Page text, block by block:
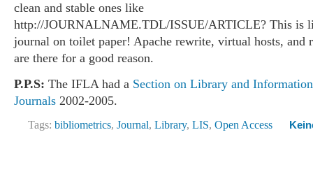
clean and stable ones like
http://JOURNALNAME.TDL/ISSUE/ARTICLE? This is
journal on toilet paper! Apache rewrite, virtual hosts, and
are there for a good reason.
P.P.S: The IFLA had a Section on Library and
Journals 2002-2005.
Tags: bibliometrics, Journal, Library, LIS, Open Access